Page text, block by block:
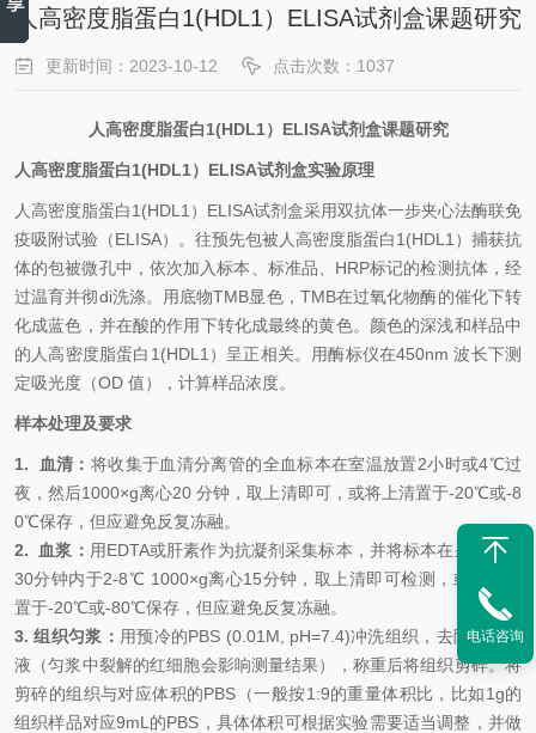
人高密度脂蛋白1(HDL1）ELISA试剂盒课题研究
更新时间：2023-10-12 点击次数：1037
人高密度脂蛋白1(HDL1） ELISA试剂盒课题研究
人高密度脂蛋白1(HDL1） ELISA试剂盒实验原理
人高密度脂蛋白1(HDL1） ELISA试剂盒采用双抗体一步夹心法酶联免
疫吸附试验（ELISA）。往预先包被 人高密度脂蛋白1(HDL1） 捕获抗
体的包被微孔中，依次加入标本、标准品、 HRP标记的检测抗体，经
过温育并彻di洗涤。用底物TMB显色，TMB在过氧化物酶的催化下转
化成蓝色，并在酸的作用下转化成最终的黄色。颜色的深浅和样品中
的 人高密度脂蛋白 1(HDL1） 呈正相关。用酶标仪在450nm 波长下测
定吸光度（OD 值），计算样品浓度。
样本处理及要求
1. 血清： 将收集于血清分离管的全血标本在室温放置2小时或4℃过
夜，然后1000×g离心20 分钟，取上清即可，或将上清置于-20℃或-8
0℃保存，但应避免反复冻融。
2.
血浆： 用EDTA或肝素作为抗凝剂采集标本，并将标本在采集后的
30分钟内于2-8℃ 1000×g离心15分钟，取上清即可检测，或将上清
置于-20℃或-80℃保存，但应避免反复冻融。
3. 组织匀浆： 用预冷的PBS (0.01M, pH=7.4)冲洗组织，去除残留血
液（匀浆中裂解的红细胞会影响测量结果），称重后将组织剪碎。将
剪碎的组织与对应体积的PBS（一般按1:9的重量体积比，比如1g的
组织样品对应9mL的PBS，具体体积可根据实验需要适当调整，并做
电话咨询